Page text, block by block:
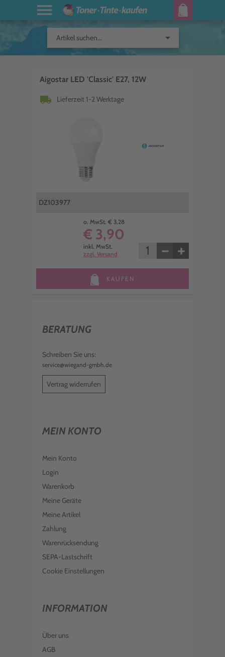
Artikel suchen... arrow_drop_down
Aigostar LED 'Classic' E27, 12W
local_shipping Lieferzeit 1-2 Werktage
DZ103977
o. MwSt. € 3,28
€ 3,90
inkl. MwSt.
zzgl. Versand
− +
KAUFEN
BERATUNG
Schreiben Sie uns:
service@wiegand-gmbh.de
Vertrag widerrufen
MEIN KONTO
Mein Konto
Login
Warenkorb
Meine Geräte
Meine Artikel
Zahlung
Warenrücksendung
SEPA-Lastschrift
Cookie Einstellungen
INFORMATION
Über uns
AGB